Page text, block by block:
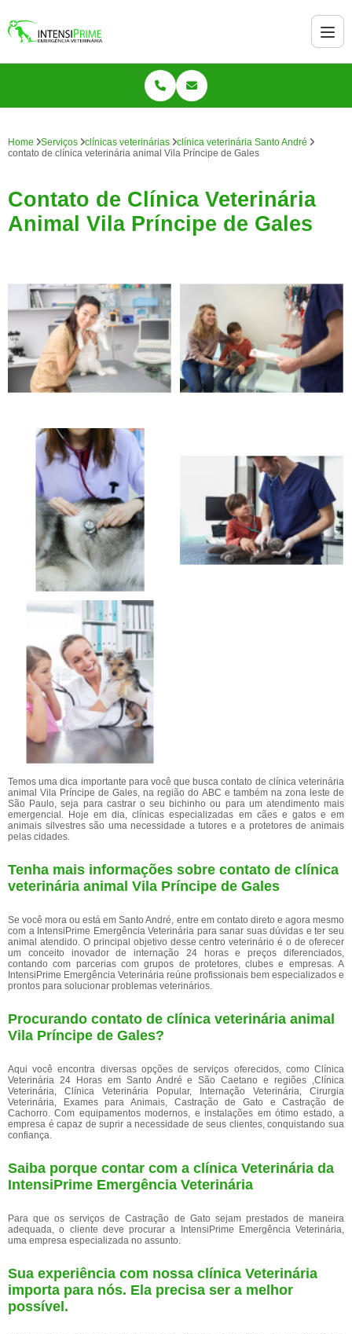
Home Serviços clínicas veterinárias
clínica veterinária Santo André
contato de clínica veterinária animal Vila Príncipe de Gales
Contato de Clínica Veterinária
Animal Vila Príncipe de Gales
Temos uma dica importante para você que busca contato de clínica veterinária
animal Vila Príncipe de Gales, na região do ABC e também na zona leste de
São Paulo, seja para castrar o seu bichinho ou para um atendimento mais
emergencial. Hoje em dia, clínicas especializadas em cães e gatos e em
animais silvestres são uma necessidade a tutores e a protetores de animais
pelas cidades.
Tenha mais informações sobre contato de clínica
veterinária animal Vila Príncipe de Gales
Se você mora ou está em Santo André, entre em contato direto e agora mesmo
com a IntensiPrime Emergência Veterinária para sanar suas dúvidas e ter seu
animal atendido. O principal objetivo desse centro veterinário é o de oferecer
um conceito inovador de internação 24 horas e preços diferenciados,
contando com parcerias com grupos de protetores, clubes e empresas. A
IntensiPrime Emergência Veterinária reúne profissionais bem especializados e
prontos para solucionar problemas veterinários.
Procurando contato de clínica veterinária animal
Vila Príncipe de Gales?
Aqui você encontra diversas opções de serviços oferecidos, como Clínica
Veterinária 24 Horas em Santo André e São Caetano e regiões ,Clínica
Veterinária, Clínica Veterinária Popular, Internação Veterinária, Cirurgia
Veterinária, Exames para Animais, Castração de Gato e Castração de
Cachorro. Com equipamentos modernos, e instalações em ótimo estado, a
empresa é capaz de suprir a necessidade de seus clientes, conquistando sua
confiança.
Saiba porque contar com a clínica Veterinária da
IntensiPrime Emergência Veterinária
Para que os serviços de Castração de Gato sejam prestados de maneira
adequada, o cliente deve procurar a IntensiPrime Emergência Veterinária,
uma empresa especializada no assunto.
Sua experiência com nossa clínica Veterinária
importa para nós. Ela precisa ser a melhor
possível.